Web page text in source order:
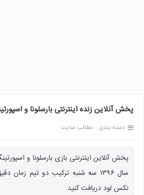
پخش آنلاین زنده اینترنتی بارسلونا و اسپورتینگ 14 آذر 96
دسته بندی : مطالب سایت
سال ۱۳۹۶ سه شنبه ترکیب دو تیم
نکس لود دریافت کنید.